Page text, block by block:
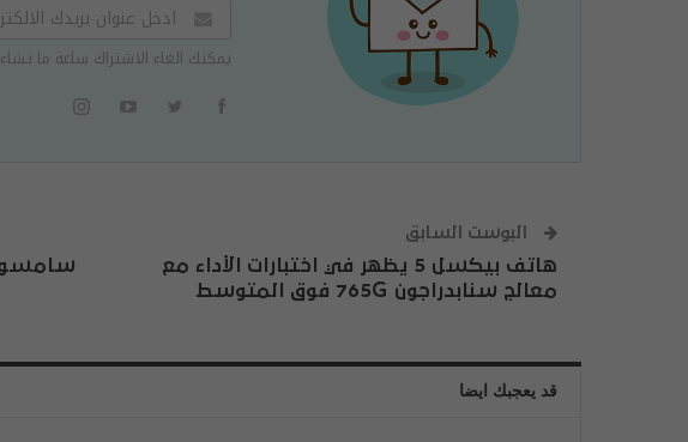
يمكنك الغاء الاشتراك ساعة ما تشاء
البوست السابق
هاتف بيكسل 5 يظهر في اختبارات الأداء مع
معالج سنابدراجون 765G فوق المتوسط
قد يعجبك ايضا